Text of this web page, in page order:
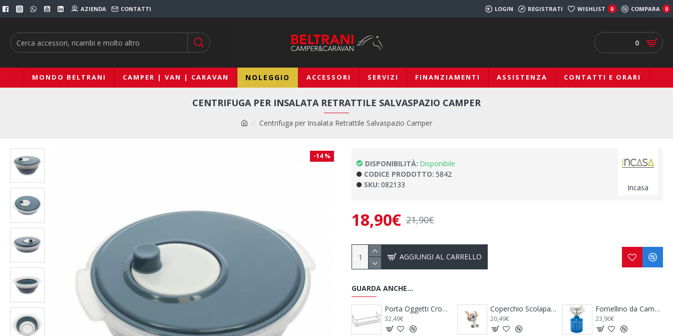
AZIENDA CONTATTI LOGIN REGISTRATI WISHLIST 0 COMPARA 0
0
MONDO BELTRANI CAMPER | VAN | CARAVAN NOLEGGIO ACCESSORI SERVIZI FINANZIAMENTI ASSISTENZA CONTATTI E ORARI
Centrifuga per Insalata Retrattile Salvaspazio Camper
CENTRIFUGA PER INSALATA RETRATTILE SALVASPAZIO CAMPER
-14 %
DISPONIBILITÀ: Disponibile
CODICE PRODOTTO: 5842
SKU: 082133 Incasa
18,90€ 21,90€
AGGIUNGI AL CARRELLO
GUARDA ANCHE...
Coperchio Scolapasta Unilid - BRUNNER Fornellino da Campeggio CAMPINGAZ Micro Plus
23,90€ 32,49€
Coperchio Scolapasta Unilid - BRUNNER
20,49€
Fornellino da Campeggio CAMPINGAZ Micro Plus
23,90€
Pattumiera per Camper Trash Bin - THULE
49,00€